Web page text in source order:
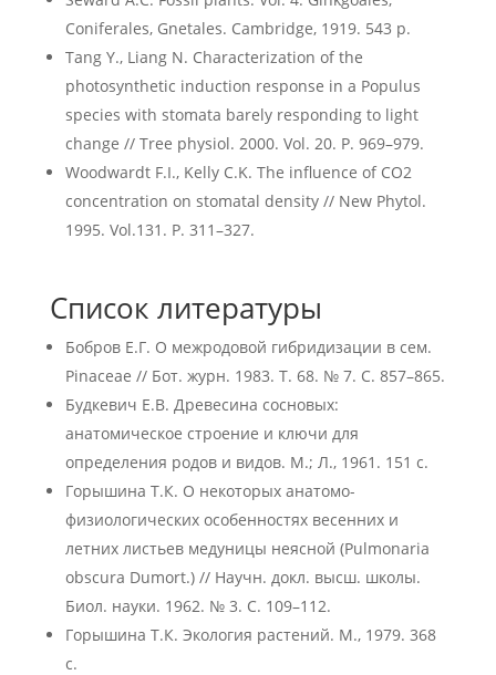
Coniferales, Gnetales. Cambridge, 1919. 543 p.
Tang Y., Liang N. Characterization of the
photosynthetic induction response in a Populus
species with stomata barely responding to light
change // Tree physiol. 2000. Vol. 20. Р. 969–979.
Woodwardt F.I., Kelly C.K. The influence of CO2
concentration on stomatal density // New Phytol.
1995. Vol.131. P. 311–327.
Список литературы
Бобров Е.Г. О межродовой гибридизации в сем.
Pinaceae // Бот. журн. 1983. Т. 68. № 7. С. 857–865.
Будкевич Е.В. Древесина сосновых:
анатомическое строение и ключи для
определения родов и видов. М.; Л., 1961. 151 с.
Горышина Т.К. О некоторых анатомо-
физиологических особенностях весенних и
летних листьев медуницы неясной (Pulmonaria
obscura Dumort.) // Научн. докл. высш. школы.
Биол. науки. 1962. № 3. С. 109–112.
Горышина Т.К. Экология растений. М., 1979. 368
с.